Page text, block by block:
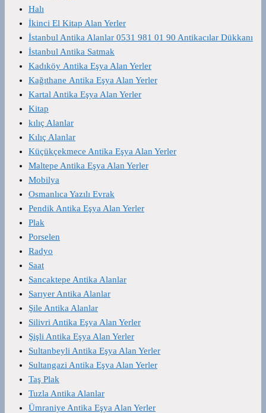
Halı
İkinci El Kitap Alan Yerler
İstanbul Antika Alanlar 0531 981 01 90 Antikacılar Dükkanı
İstanbul Antika Satmak
Kadıköy Antika Eşya Alan Yerler
Kağıthane Antika Eşya Alan Yerler
Kartal Antika Eşya Alan Yerler
Kitap
kılıç Alanlar
Kılıç Alanlar
Küçükçekmece Antika Eşya Alan Yerler
Maltepe Antika Eşya Alan Yerler
Mobilya
Osmanlıca Yazılı Evrak
Pendik Antika Eşya Alan Yerler
Plak
Porselen
Radyo
Saat
Sancaktepe Antika Alanlar
Sarıyer Antika Alanlar
Şile Antika Alanlar
Silivri Antika Eşya Alan Yerler
Şişli Antika Eşya Alan Yerler
Sultanbeyli Antika Eşya Alan Yerler
Sultangazi Antika Eşya Alan Yerler
Taş Plak
Tuzla Antika Alanlar
Ümraniye Antika Eşya Alan Yerler